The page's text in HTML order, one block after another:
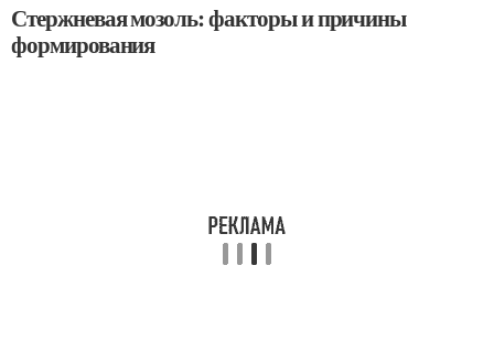
Стержневая мозоль: факторы и причины
формирования